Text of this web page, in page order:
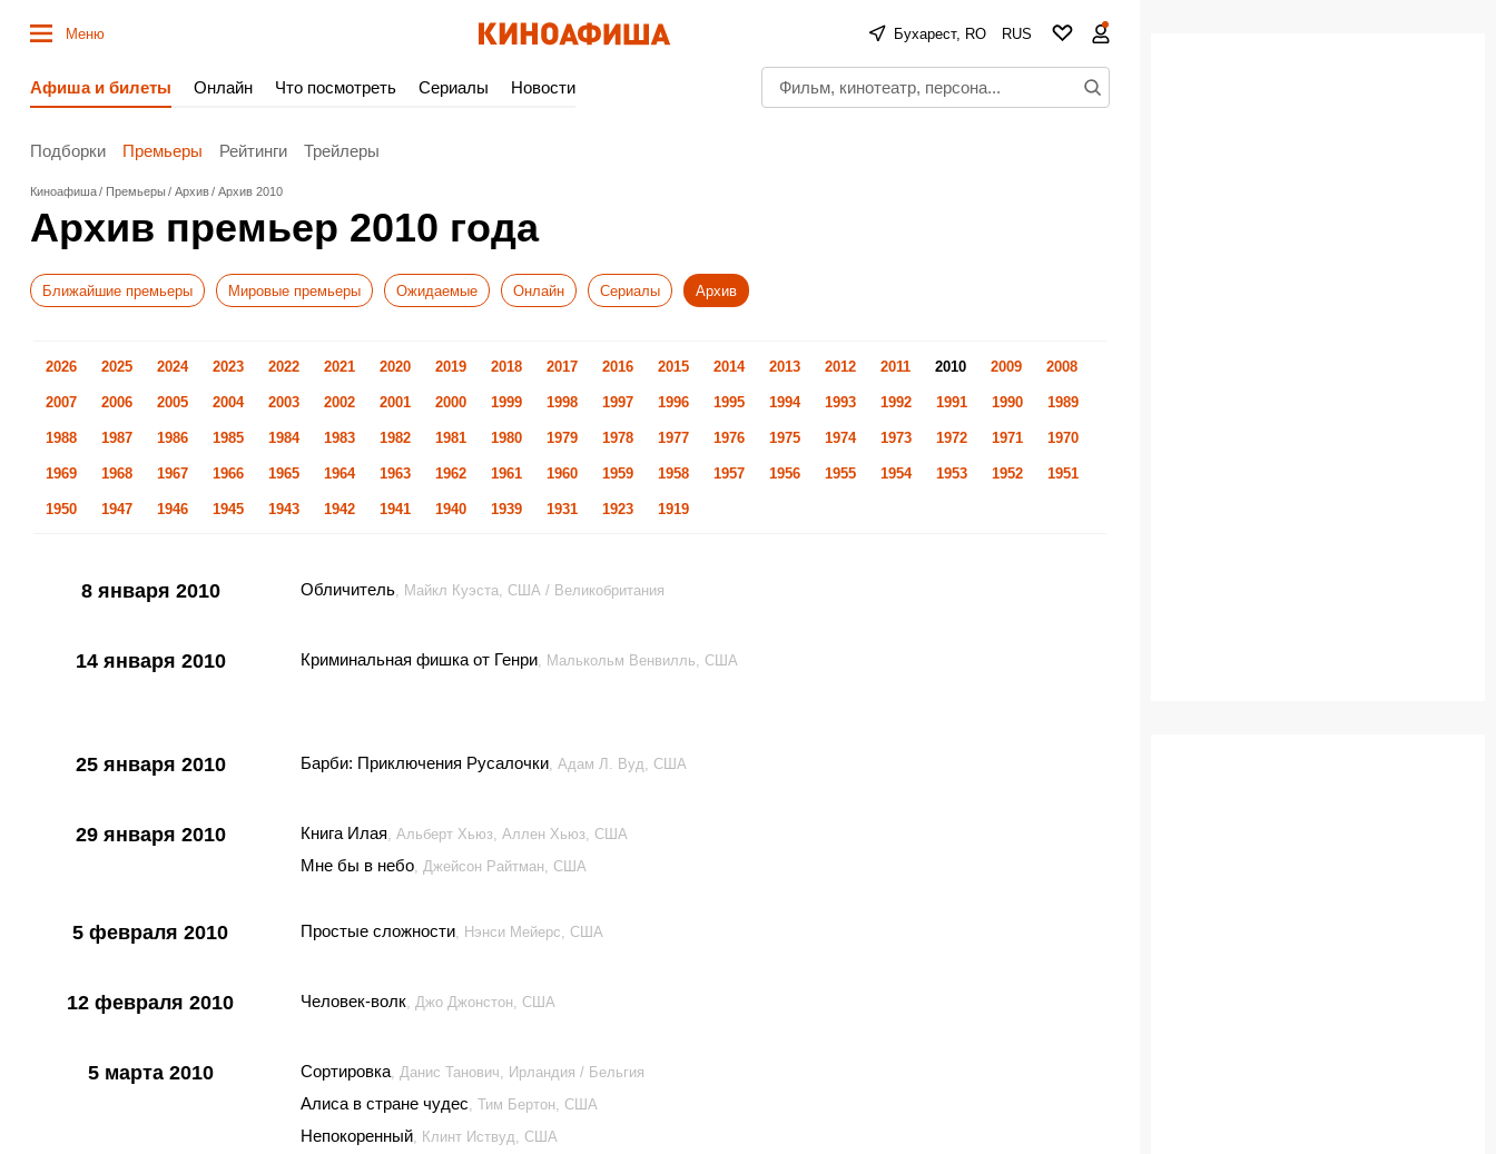
Меню Бухарест, RO RUS
Афиша и билеты Онлайн Что посмотреть Сериалы Новости
Подборки Премьеры Рейтинги Трейлеры
Киноафиша Премьеры Архив Архив 2010
Архив премьер 2010 года
Ближайшие премьеры Мировые премьеры Ожидаемые Онлайн Сериалы Архив
2026 2025 2024 2023 2022 2021 2020 2019 2018 2017 2016 2015 2014 2013 2012 2011 2010 2009 2008
2007 2006 2005 2004 2003 2002 2001 2000 1999 1998 1997 1996 1995 1994 1993 1992 1991 1990 1989
1988 1987 1986 1985 1984 1983 1982 1981 1980 1979 1978 1977 1976 1975 1974 1973 1972 1971 1970
1969 1968 1967 1966 1965 1964 1963 1962 1961 1960 1959 1958 1957 1956 1955 1954 1953 1952 1951
1950 1947 1946 1945 1943 1942 1941 1940 1939 1931 1923 1919
8 января 2010 Обличитель, Майкл Куэста, США / Великобритания
14 января 2010 Криминальная фишка от Генри, Малькольм Венвилль, США
25 января 2010 Барби: Приключения Русалочки, Адам Л. Вуд, США
29 января 2010 Книга Илая, Альберт Хьюз, Аллен Хьюз, США
Мне бы в небо, Джейсон Райтман, США
5 февраля 2010 Простые сложности, Нэнси Мейерс, США
12 февраля 2010 Человек-волк, Джо Джонстон, США
5 марта 2010 Сортировка, Данис Танович, Ирландия / Бельгия
Алиса в стране чудес, Тим Бертон, США
Непокоренный, Клинт Иствуд, США